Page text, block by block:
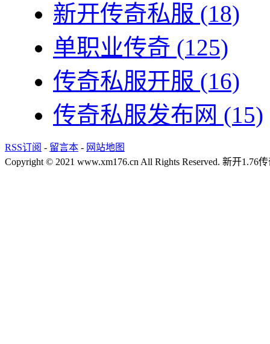
新开传奇私服 (18)
单职业传奇 (125)
传奇私服开服 (16)
传奇私服发布网 (15)
RSS订阅 - 留言本 - 网站地图
Copyright © 2021 www.xm176.cn All Rights Reserved. 新开1.76